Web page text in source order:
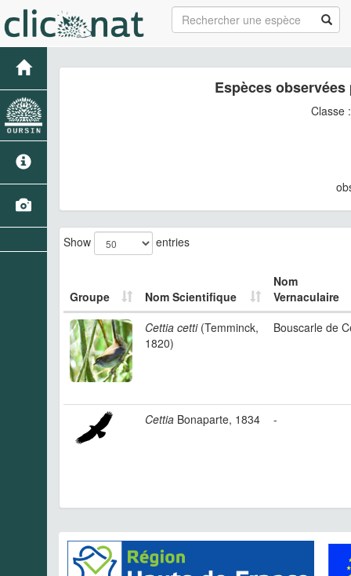
Espèces
Classe
Show entries
Groupe Nom Scientifique
Nom
Vernaculaire
Cettia cetti(Temminck,
1820)
Bouscarle de
Cettia Bonaparte, 1834 -